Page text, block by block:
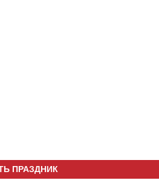
ПРАЗДНИК